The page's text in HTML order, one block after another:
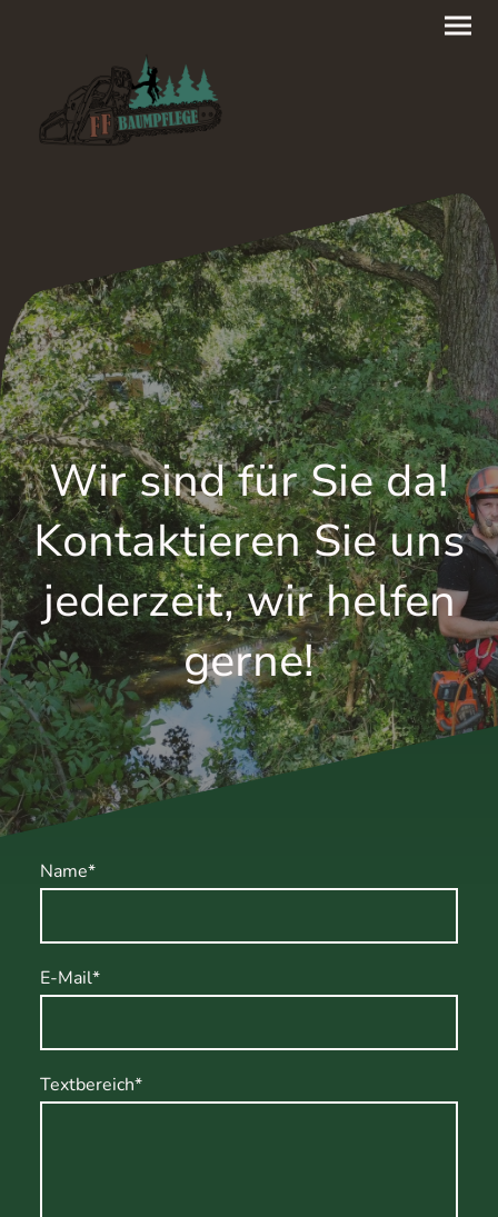
Wir sind für Sie da!
Kontaktieren Sie uns
jederzeit, wir helfen
gerne!
Name*
E-Mail*
Textbereich*